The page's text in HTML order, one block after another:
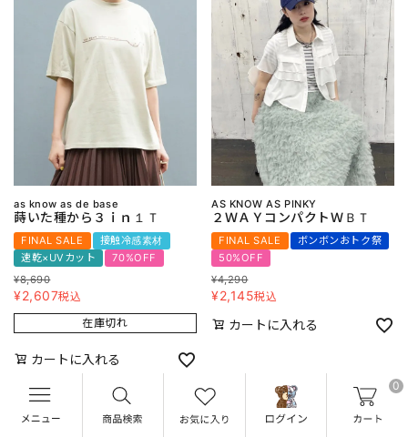
0
as know as de base
蒔いた種から３ｉｎ１Ｔ
FINAL SALE
接触冷感素材
速乾×UVカット
70%OFF
¥8,690
¥2,607税込
在庫切れ
カートに入れる
AS KNOW AS PINKY
２ＷＡＹコンパクトＷＢＴ
FINAL SALE
ボンボンおトク祭
50%OFF
¥4,290
¥2,145税込
カートに入れる